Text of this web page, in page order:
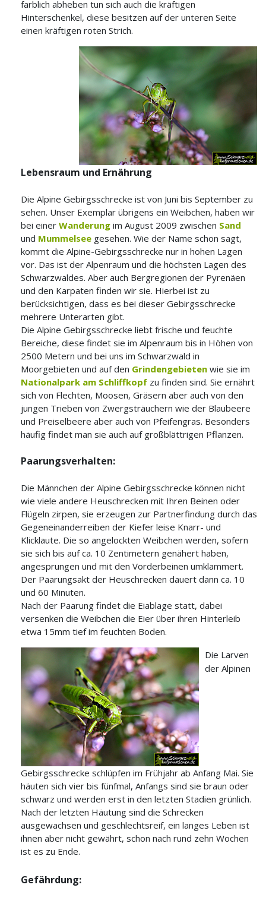
farblich abheben tun sich auch die kräftigen
Hinterschenkel, diese besitzen auf der unteren Seite
einen kräftigen roten Strich.
Lebensraum und Ernährung
Die Alpine Gebirgsschrecke ist von Juni bis September zu
sehen. Unser Exemplar übrigens ein Weibchen, haben wir
bei einer Wanderung im August 2009 zwischen Sand
und Mummelsee gesehen. Wie der Name schon sagt,
kommt die Alpine-Gebirgsschrecke nur in hohen Lagen
vor. Das ist der Alpenraum und die höchsten Lagen des
Schwarzwaldes. Aber auch Bergregionen der Pyrenäen
und den Karpaten finden wir sie. Hierbei ist zu
berücksichtigen, dass es bei dieser Gebirgsschrecke
mehrere Unterarten gibt.
Die Alpine Gebirgsschrecke liebt frische und feuchte
Bereiche, diese findet sie im Alpenraum bis in Höhen von
2500 Metern und bei uns im Schwarzwald in
Moorgebieten und auf den Grindengebieten wie sie im
Nationalpark am Schliffkopf zu finden sind. Sie ernährt
sich von Flechten, Moosen, Gräsern aber auch von den
jungen Trieben von Zwergsträuchern wie der Blaubeere
und Preiselbeere aber auch von Pfeifengras. Besonders
häufig findet man sie auch auf großblättrigen Pflanzen.
Paarungsverhalten:
Die Männchen der Alpine Gebirgsschrecke können nicht
wie viele andere Heuschrecken mit Ihren Beinen oder
Flügeln zirpen, sie erzeugen zur Partnerfindung durch das
Gegeneinanderreiben der Kiefer leise Knarr- und
Klicklaute. Die so angelockten Weibchen werden, sofern
sie sich bis auf ca. 10 Zentimetern genähert haben,
angesprungen und mit den Vorderbeinen umklammert.
Der Paarungsakt der Heuschrecken dauert dann ca. 10
und 60 Minuten.
Nach der Paarung findet die Eiablage statt, dabei
versenken die Weibchen die Eier über ihren Hinterleib
etwa 15mm tief im feuchten Boden.
Die Larven
der Alpinen
Gebirgsschrecke schlüpfen im Frühjahr ab Anfang Mai. Sie
häuten sich vier bis fünfmal, Anfangs sind sie braun oder
schwarz und werden erst in den letzten Stadien grünlich.
Nach der letzten Häutung sind die Schrecken
ausgewachsen und geschlechtsreif, ein langes Leben ist
ihnen aber nicht gewährt, schon nach rund zehn Wochen
ist es zu Ende.
Gefährdung: